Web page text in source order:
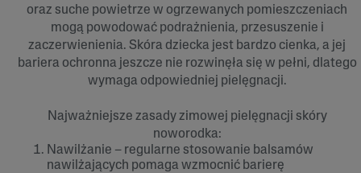
oraz suche powietrze w ogrzewanych pomieszczeniach
mogą powodować podrażnienia, przesuszenie i
zaczerwienienia. Skóra dziecka jest bardzo cienka, a jej
bariera ochronna jeszcze nie rozwinęła się w pełni, dlatego
wymaga odpowiedniej pielęgnacji.
Najważniejsze zasady zimowej pielęgnacji skóry
noworodka:
Nawilżanie – regularne stosowanie balsamów
nawilżających pomaga wzmocnić barierę